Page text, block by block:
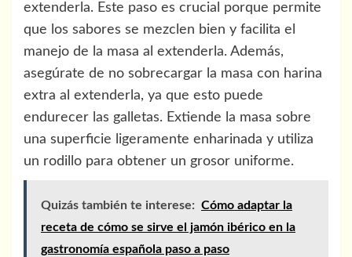
extenderla. Este paso es crucial porque permite
que los sabores se mezclen bien y facilita el
manejo de la masa al extenderla. Además,
asegúrate de no sobrecargar la masa con harina
extra al extenderla, ya que esto puede
endurecer las galletas. Extiende la masa sobre
una superficie ligeramente enharinada y utiliza
un rodillo para obtener un grosor uniforme.
Quizás también te interese: Cómo adaptar la
receta de cómo se sirve el jamón ibérico en la
gastronomía española paso a paso